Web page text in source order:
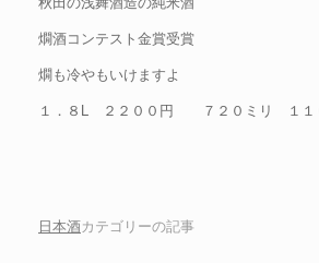
燗酒コンテスト金賞受賞
燗も冷やもいけますよ
１．８L ２２００円 ７２０ミリ １１
日本酒カテゴリーの記事